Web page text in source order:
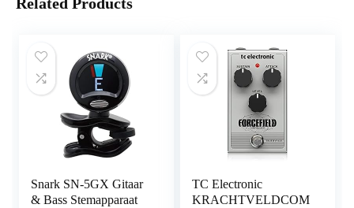
Snark SN-5GX Gitaar
& Bass Stemapparaat
TC Electronic
KRACHTVELDCOM